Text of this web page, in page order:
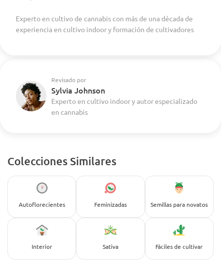
Experto en cultivo de cannabis con más de una década de
experiencia en cultivo indoor y formación de cultivadores
Revisado por
Sylvia Johnson
Experto en cultivo indoor y autor especializado
en cannabis
Colecciones Similares
Autoflorecientes Feminizadas Semillas para novatos
Interior Sativa Fáciles de cultivar